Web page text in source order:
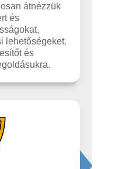
átnézzük
és
lehetőségeket.
és